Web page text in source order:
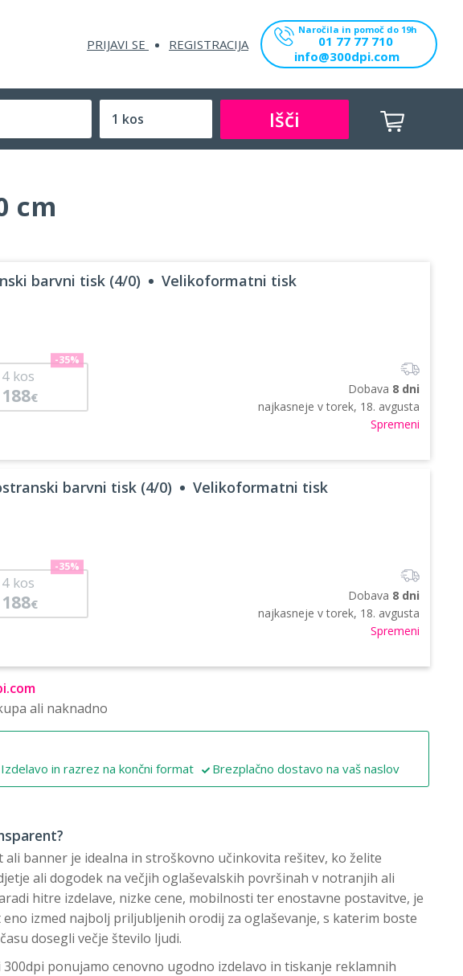
PRIJAVI SE REGISTRACIJA
Naročila in pomoč do 19h
01 77 77 710
info@300dpi.com
Išči
cm
barvni tisk (4/0) Velikoformatni tisk
4 kos
188€
-35%
Dobava 8 dni
najkasneje vtorek, 18. avgusta
Spremeni
barvni tisk (4/0) Velikoformatni tisk
4 kos
188€
-35%
Dobava 8 dni
najkasneje vtorek, 18. avgusta
Spremeni
ali naknadno
Izdelavo in razrez na končni format Brezplačno dostavo na vaš naslov
ali banner je idealna in stroškovno učinkovita rešitev, ko želite
ali dogodek na večjih oglaševalskih površinah v notranjih ali
hitre izdelave, nizke cene, mobilnosti ter enostavne postavitve, je
izmed najbolj priljubljenih orodij za oglaševanje, s katerim boste
dosegli večje število ljudi.
ponujamo cenovno ugodno izdelavo in tiskanje reklamnih